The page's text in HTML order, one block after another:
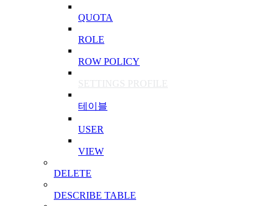
QUOTA
ROLE
ROW POLICY
SETTINGS PROFILE
테이블
USER
VIEW
DELETE
DESCRIBE TABLE